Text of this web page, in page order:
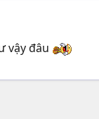
vậy đâu